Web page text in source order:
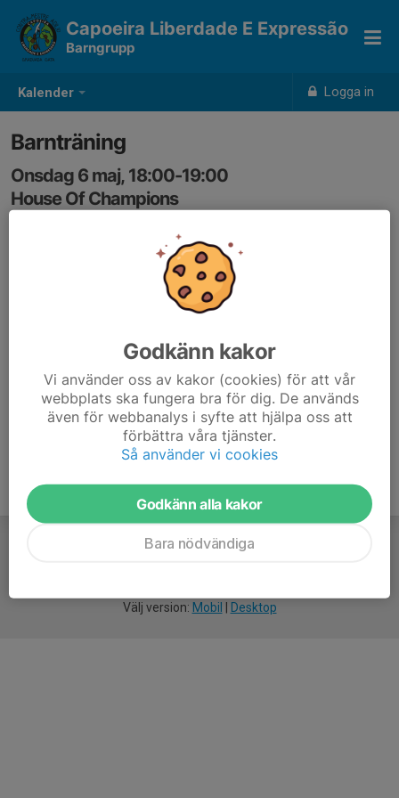
Kalender Logga in
Capoeira Liberdade E Expressão
Barngrupp
Barnträning
Onsdag 6 maj, 18:00-19:00
House Of Champions
Samling: 18:00, Korridoren
Välj version: Mobil Desktop
Godkänn kakor
Vi använder oss av kakor (cookies) för att vår
webbplats ska fungera bra för dig. De används
även för webbanalys i syfte att hjälpa oss att
förbättra våra tjänster.
Så använder vi cookies
Godkänn alla kakor
Bara nödvändiga